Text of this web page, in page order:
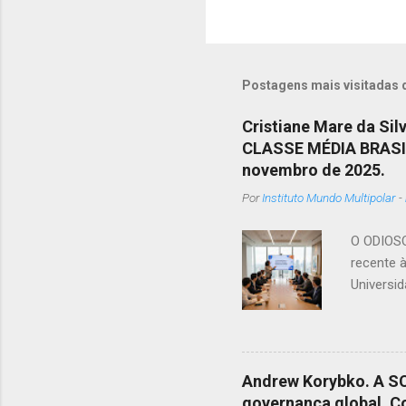
Postagens mais visitadas
Cristiane Mare da
CLASSE MÉDIA
novembro de 2025.
PorInstituto Mundo Multipolar -
O
recente
sem
capital
Andrew Korybko. A